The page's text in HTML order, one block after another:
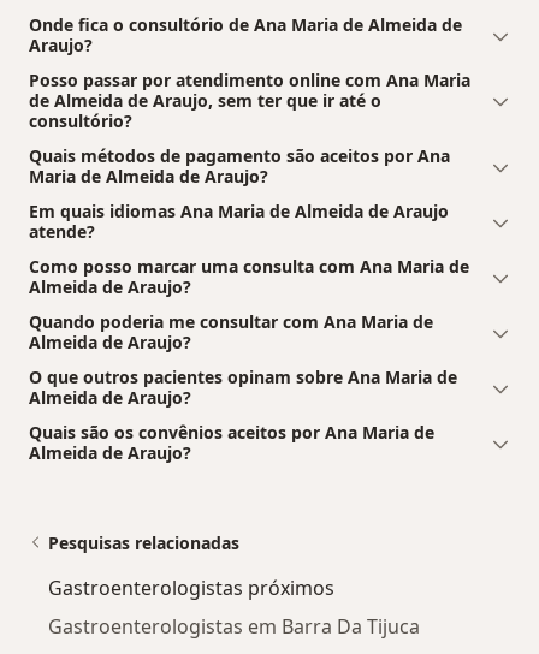
Onde fica o consultório de Ana Maria de Almeida de
Araujo?
Posso passar por atendimento online com Ana Maria
de Almeida de Araujo, sem ter que ir até o
consultório?
Quais métodos de pagamento são aceitos por Ana
Maria de Almeida de Araujo?
Em quais idiomas Ana Maria de Almeida de Araujo
atende?
Como posso marcar uma consulta com Ana Maria de
Almeida de Araujo?
Quando poderia me consultar com Ana Maria de
Almeida de Araujo?
O que outros pacientes opinam sobre Ana Maria de
Almeida de Araujo?
Quais são os convênios aceitos por Ana Maria de
Almeida de Araujo?
Pesquisas relacionadas
Gastroenterologistas próximos
Gastroenterologistas em Barra Da Tijuca